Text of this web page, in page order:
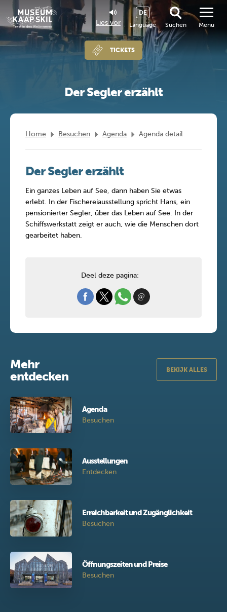
Lies vor Language
DE
Suchen
TICKETS
Menu
Der Segler erzählt
Home Besuchen Agenda Agenda detail
Der Segler erzählt
Ein ganzes Leben auf See, dann haben Sie etwas
erlebt. In der Fischereiausstellung spricht Hans, ein
pensionierter Segler, über das Leben auf See. In der
Schiffswerkstatt zeigt er auch, wie die Menschen dort
gearbeitet haben.
Deel deze pagina:
Mehr
entdecken
BEKIJK ALLES
Agenda
Besuchen
Ausstellungen
Entdecken
Erreichbarkeit und Zugänglichkeit
Besuchen
Öffnungszeiten und Preise
Besuchen